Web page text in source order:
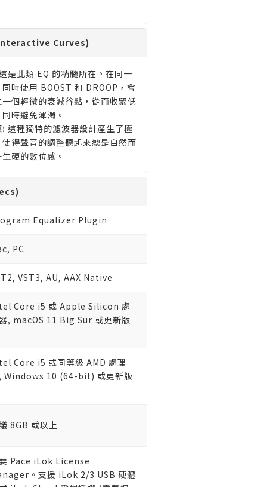
Curves)
是此類 EQ 的精髓所在。在同一
時使用 BOOST 和 DROOP，會
個輕微的衰減谷點，從而收緊低
時避免渾濁。
這種獨特的濾波器設計產生了極
得聲音的調整聽起來總是自然而
硬的數位感。
Equalizer Plugin
PC
VST3, AU, AAX Native
Core i5 或 Apple Silicon 處
, macOS 11 Big Sur 或更新版
Core i5 或同等級 AMD 處理
Windows 10 (64-bit) 或更新版
8GB 或以上
Pace iLok License
。支援 iLok 2/3 USB 硬體